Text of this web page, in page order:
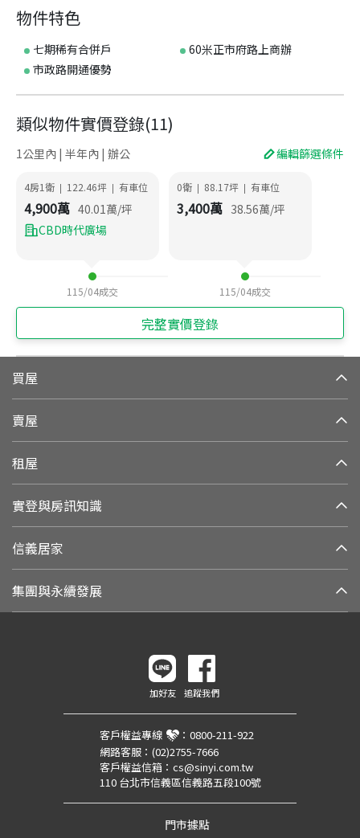
物件特色
七期稀有合併戶
60米正市府路上商辦
市政路開通優勢
類似物件實價登錄(11)
1公里內 | 半年內 | 辦公 編輯篩選條件
4房1衛 | 122.46坪 | 有車位
4,900萬 40.01萬/坪
CBD時代廣場
115/04成交
0衛 | 88.17坪 | 有車位
3,400萬 38.56萬/坪
115/04成交
完整實價登錄
買屋
賣屋
租屋
實登與房訊知識
信義居家
集團與永續發展
加好友 追蹤我們
客戶權益專線 ： 0800-211-922
網路客服： (02)2755-7666
客戶權益信箱： cs@sinyi.com.tw
110 台北市信義區信義路五段100號
門市據點